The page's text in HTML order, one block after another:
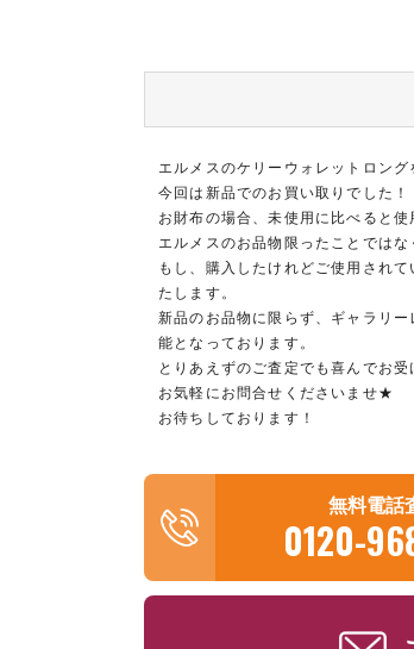
エルメスのケリーウォレットロン
今回は新品でのお買い取りでした！
お財布の場合、未使用に比べると
エルメスのお品物限ったことでは
もし、購入したけれどご使用され
たします。
新品のお品物に限らず、ギャラリ
能となっております。
とりあえずのご査定でも喜んでお受
お気軽にお問合せくださいませ★
お待ちしております！
無料電話
0120-